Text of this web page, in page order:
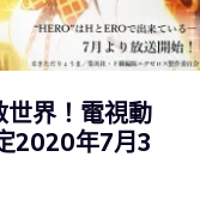
世界！電視動
2020年7月3